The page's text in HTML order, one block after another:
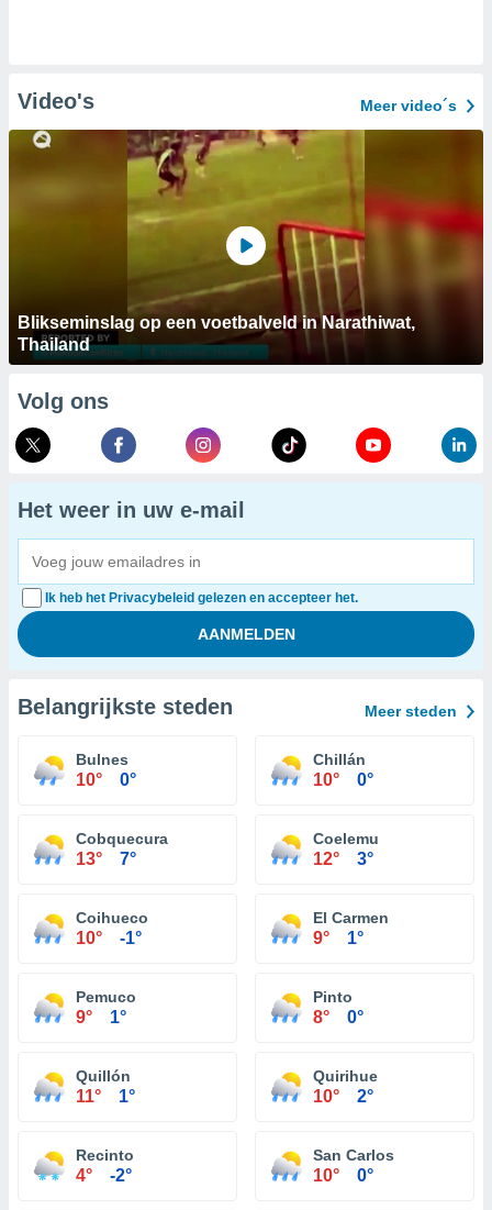
Video's Meer video´s
Blikseminslag op een voetbalveld in Narathiwat,
Thailand
Volg ons
Het weer in uw e-mail
Ik heb het Privacybeleid gelezen en accepteer het.
Belangrijkste steden Meer steden
Bulnes
10° 0°
Chillán
10° 0°
Cobquecura
13° 7°
Coelemu
12° 3°
Coihueco
10° -1°
El Carmen
9° 1°
Pemuco
9° 1°
Pinto
8° 0°
Quillón
11° 1°
Quirihue
10° 2°
Recinto
4° -2°
San Carlos
10° 0°